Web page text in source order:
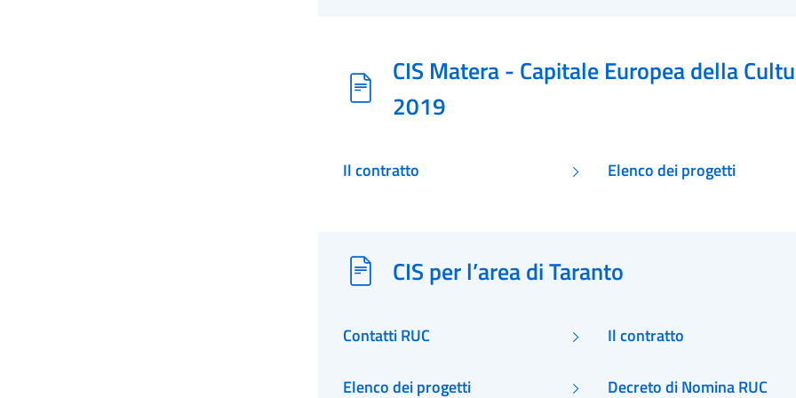
CIS Matera - Capitale Europea della
2019
Il contratto Elenco dei progetti
CIS per l’area di Taranto
Contatti RUC Il contratto
Elenco dei progetti Decreto di Nomina RUC